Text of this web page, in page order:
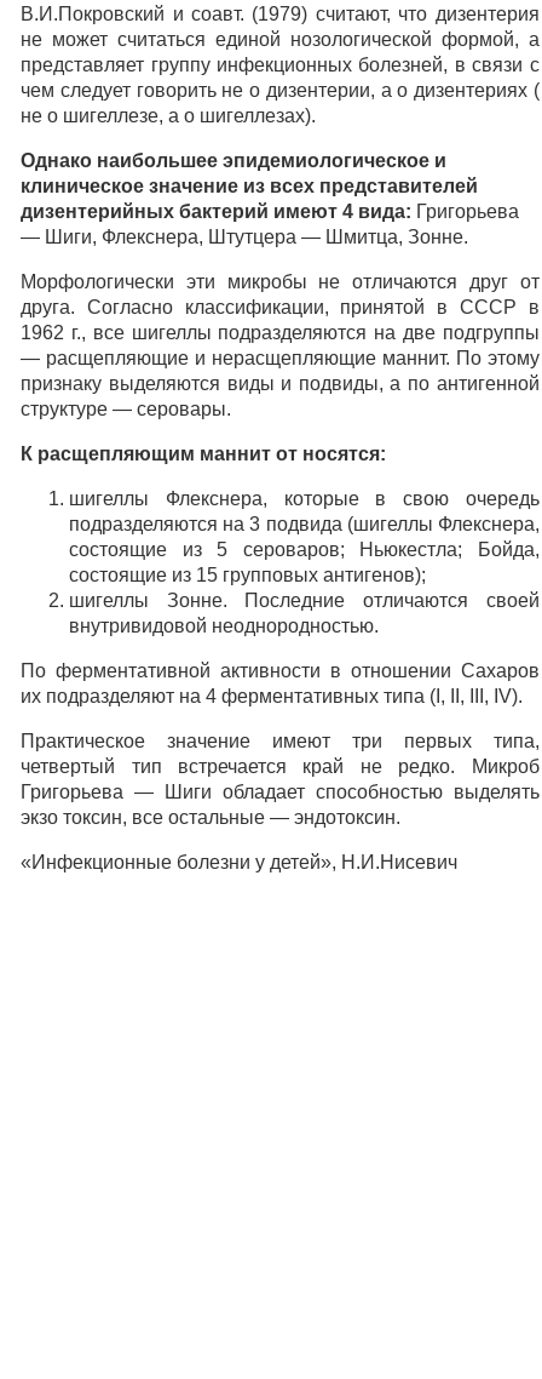
В.И.Покровский и соавт. (1979) считают, что дизентерия
не может считаться единой нозологической формой, а
представляет группу инфекционных болезней, в связи с
чем следует говорить не о дизентерии, а о дизентериях (
не о шигеллезе, а о шигеллезах).
Однако наибольшее эпидемиологическое и
клиническое значение из всех представителей
дизентерийных бактерий имеют 4 вида: Григорьева
— Шиги, Флекснера, Штутцера — Шмитца, Зонне.
Морфологически эти микробы не отличаются друг от
друга. Согласно классификации, принятой в СССР в
1962 г., все шигеллы подразделяются на две подгруппы
— расщепляющие и нерасщепляющие маннит. По этому
признаку выделяются виды и подвиды, а по антигенной
структуре — серовары.
К расщепляющим маннит от носятся:
шигеллы Флекснера, которые в свою очередь
подразделяются на 3 подвида (шигеллы Флекснера,
состоящие из 5 сероваров; Ньюкестла; Бойда,
состоящие из 15 групповых антигенов);
шигеллы Зонне. Последние отличаются своей
внутривидовой неоднородностью.
По ферментативной активности в отношении Сахаров
их подразделяют на 4 ферментативных типа (I, II, III, IV).
Практическое значение имеют три первых типа,
четвертый тип встречается край не редко. Микроб
Григорьева — Шиги обладает способностью выделять
экзо токсин, все остальные — эндотоксин.
«Инфекционные болезни у детей», Н.И.Нисевич